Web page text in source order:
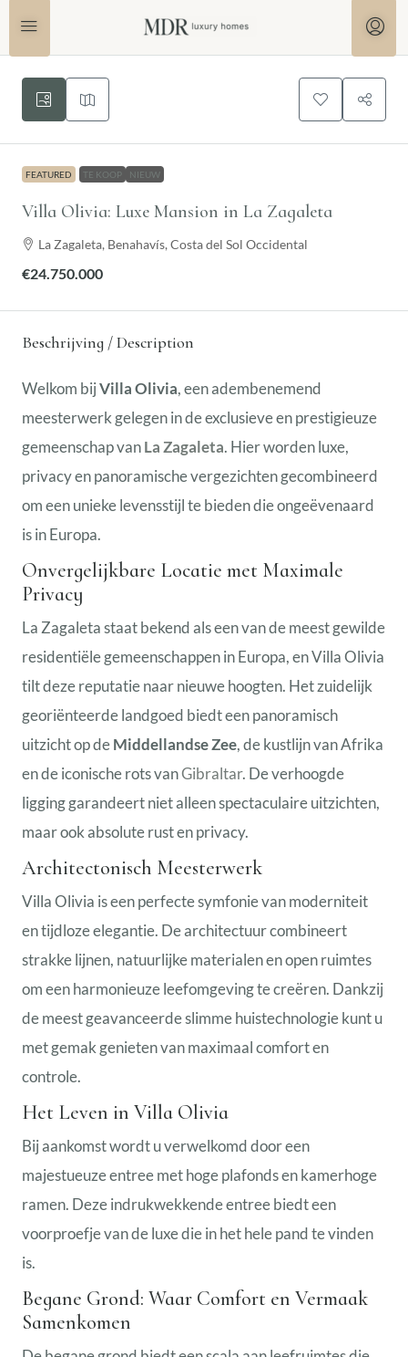
FEATURED TE KOOP NIEUW
Villa Olivia: Luxe Mansion in La Zagaleta
La Zagaleta, Benahavís, Costa del Sol Occidental
€24.750.000
Beschrijving / Description
Welkom bijVilla Olivia, een adembenemend
meesterwerk gelegen in de exclusieve en prestigieuze
gemeenschap vanLa Zagaleta. Hier worden luxe,
privacy en panoramische vergezichten gecombineerd
om een unieke levensstijl te bieden die ongeëvenaard
is in Europa.
Onvergelijkbare Locatie met Maximale
Privacy
La Zagaleta staat bekend als een van de meest gewilde
residentiële gemeenschappen in Europa, en Villa Olivia
tilt deze reputatie naar nieuwe hoogten. Het zuidelijk
georiënteerde landgoed biedt een panoramisch
uitzicht op deMiddellandse Zee, de kustlijn van Afrika
en de iconische rots vanGibraltar. De verhoogde
ligging garandeert niet alleen spectaculaire uitzichten,
maar ook absolute rust en privacy.
Architectonisch Meesterwerk
Villa Olivia is een perfecte symfonie van moderniteit
en tijdloze elegantie. De architectuur combineert
strakke lijnen, natuurlijke materialen en open ruimtes
om een harmonieuze leefomgeving te creëren. Dankzij
de meest geavanceerde slimme huistechnologie kunt u
met gemak genieten van maximaal comfort en
controle.
Het Leven in Villa Olivia
Bij aankomst wordt u verwelkomd door een
majestueuze entree met hoge plafonds en kamerhoge
ramen. Deze indrukwekkende entree biedt een
voorproefje van de luxe die in het hele pand te vinden
is.
Begane Grond: Waar Comfort en Vermaak
Samenkomen